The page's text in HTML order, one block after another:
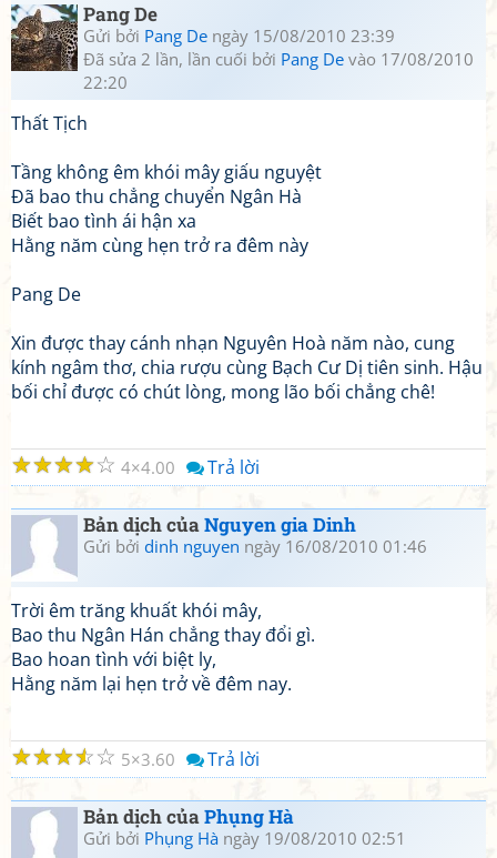
Pang De
Gửi bởi Pang De ngày 15/08/2010 23:39
Đã sửa 2 lần, lần cuối bởi Pang De vào 17/08/2010
22:20
Thất Tịch
Tầng không êm khói mây giấu nguyệt
Đã bao thu chẳng chuyển Ngân Hà
Biết bao tình ái hận xa
Hằng năm cùng hẹn trở ra đêm này
Pang De
Xin được thay cánh nhạn Nguyên Hoà năm nào, cung
kính ngâm thơ, chia rượu cùng Bạch Cư Dị tiên sinh. Hậu
bối chỉ được có chút lòng, mong lão bối chẳng chê!
☆
☆
☆
☆
☆ 4 4.00 Trả lời
Bản dịch củaNguyen gia Dinh
Gửi bởi dinh nguyen ngày 16/08/2010 01:46
Trời êm trăng khuất khói mây,
Bao thu Ngân Hán chẳng thay đổi gì.
Bao hoan tình với biệt ly,
Hằng năm lại hẹn trở về đêm nay.
☆
☆
☆
☆
☆ 5 3.60 Trả lời
Bản dịch củaPhụng Hà
Gửi bởi Phụng Hà ngày 19/08/2010 02:51